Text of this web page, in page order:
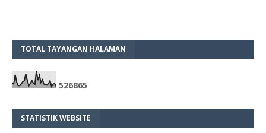
TOTAL TAYANGAN HALAMAN
526865
STATISTIK WEBSITE